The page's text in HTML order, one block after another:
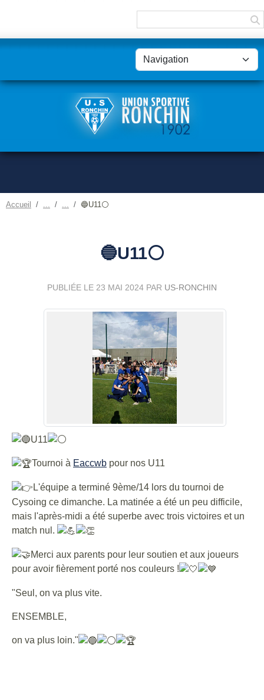
Accueil 🔵U11⚪
🔵U11⚪
PUBLIÉE LE 23 MAI 2024 PAR US-RONCHIN
U11
Tournoi à Eaccwb pour nos U11
L'équipe a terminé 9ème/14 lors du tournoi de
Cysoing ce dimanche. La matinée a été un peu difficile,
mais l'après-midi a été superbe avec trois victoires et un
match nul.
Merci aux parents pour leur soutien et aux joueurs
pour avoir fièrement porté nos couleurs !
"Seul, on va plus vite.
ENSEMBLE,
on va plus loin."